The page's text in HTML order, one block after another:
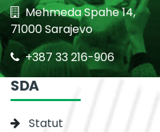
Mehmeda Spahe 14,
71000 Sarajevo
+387 33 216-906
SDA
Statut